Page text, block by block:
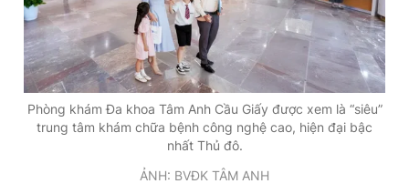
Phòng khám Đa khoa Tâm Anh Cầu Giấy được xem là “siêu”
trung tâm khám chữa bệnh công nghệ cao, hiện đại bậc
nhất Thủ đô.
ẢNH: BVĐK TÂM ANH